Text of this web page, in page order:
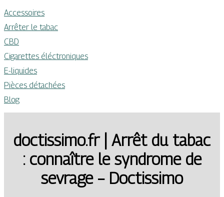
Accessoires
Arrêter le tabac
CBD
Cigarettes éléctroniques
E-liquides
Pièces détachées
Blog
doctissimo.fr | Arrêt du tabac
: connaître le syndrome de
sevrage – Doctissimo